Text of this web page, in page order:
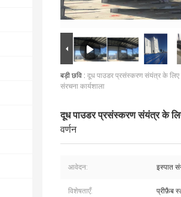
बड़ी छवि : दूध पाउडर प्रसंस्करण संयंत्र के लिए
संरचना कार्यशाला
दूध पाउडर प्रसंस्करण संयंत्र के लिए
वर्णन
आवेदन: इस्पात
विशेषताएँ: प्रीफ़ैब